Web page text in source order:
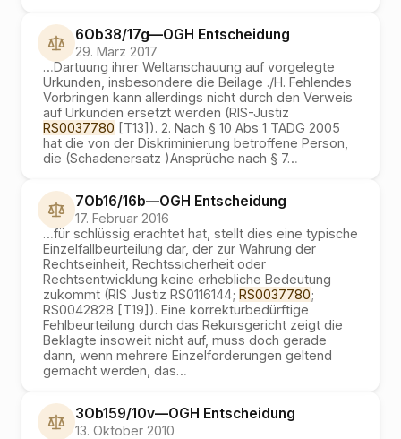
6Ob38/17g—OGH Entscheidung
29. März 2017
…Dartuung ihrer Weltanschauung auf vorgelegte
Urkunden, insbesondere die Beilage ./H. Fehlendes
Vorbringen kann allerdings nicht durch den Verweis
auf Urkunden ersetzt werden (RIS-Justiz
RS0037780 [T13]). 2. Nach § 10 Abs 1 TADG 2005
hat die von der Diskriminierung betroffene Person,
die (Schadenersatz )Ansprüche nach § 7…
7Ob16/16b—OGH Entscheidung
17. Februar 2016
…für schlüssig erachtet hat, stellt dies eine typische
Einzelfallbeurteilung dar, der zur Wahrung der
Rechtseinheit, Rechtssicherheit oder
Rechtsentwicklung keine erhebliche Bedeutung
zukommt (RIS Justiz RS0116144; RS0037780;
RS0042828 [T19]). Eine korrekturbedürftige
Fehlbeurteilung durch das Rekursgericht zeigt die
Beklagte insoweit nicht auf, muss doch gerade
dann, wenn mehrere Einzelforderungen geltend
gemacht werden, das…
3Ob159/10v—OGH Entscheidung
13. Oktober 2010